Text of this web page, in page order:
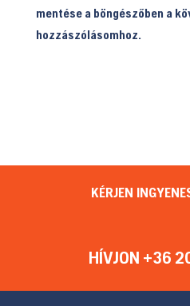
mentése a böngészőben a
hozzászólásomhoz.
KÉRJEN
HÍVJON +36